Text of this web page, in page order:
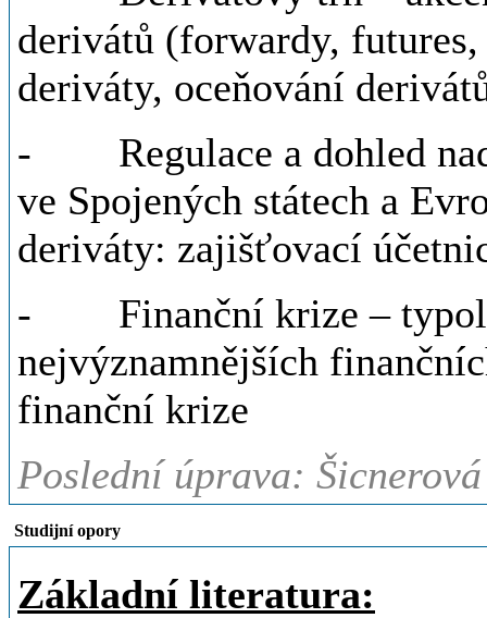
derivátů (forwardy,
deriváty, oceňování
- Regulace a dohled nad
ve Spojených státech a
deriváty: zajišťovací
- Finanční krize –
nejvýznamnějších
finanční krize
Poslední úprava:
Studijní opory
Základní literatura: